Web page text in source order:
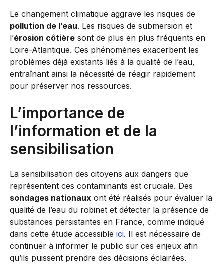
Le changement climatique aggrave les risques de
pollution de l’eau. Les risques de submersion et
l’érosion côtière sont de plus en plus fréquents en
Loire-Atlantique. Ces phénomènes exacerbent les
problèmes déjà existants liés à la qualité de l’eau,
entraînant ainsi la nécessité de réagir rapidement
pour préserver nos ressources.
L’importance de
l’information et de la
sensibilisation
La sensibilisation des citoyens aux dangers que
représentent ces contaminants est cruciale. Des
sondages nationaux ont été réalisés pour évaluer la
qualité de l’eau du robinet et détecter la présence de
substances persistantes en France, comme indiqué
dans cette étude accessible ici. Il est nécessaire de
continuer à informer le public sur ces enjeux afin
qu’ils puissent prendre des décisions éclairées.